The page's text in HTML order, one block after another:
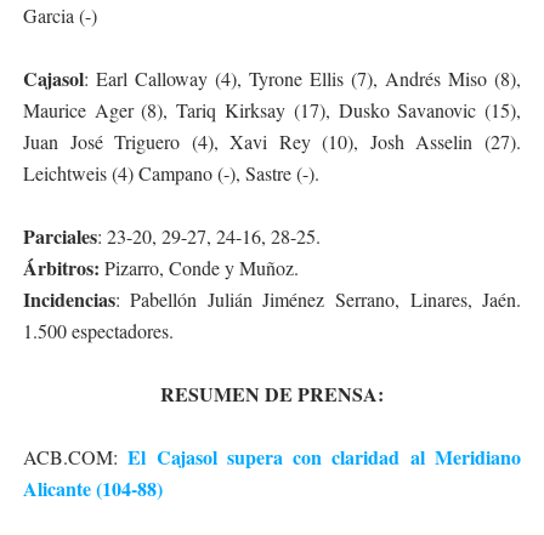
Garcia (-)
Cajasol: Earl Calloway (4), Tyrone Ellis (7), Andrés Miso (8),
Maurice Ager (8), Tariq Kirksay (17), Dusko Savanovic (15),
Juan José Triguero (4), Xavi Rey (10), Josh Asselin (27).
Leichtweis (4) Campano (-), Sastre (-).
Parciales: 23-20, 29-27, 24-16, 28-25.
Árbitros: Pizarro, Conde y Muñoz.
Incidencias: Pabellón Julián Jiménez Serrano, Linares, Jaén.
1.500 espectadores.
RESUMEN DE PRENSA:
ACB.COM:El Cajasol supera con claridad al Meridiano
Alicante (104-88)